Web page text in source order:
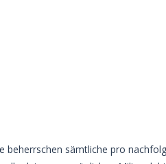
beherrschen sämtliche pro